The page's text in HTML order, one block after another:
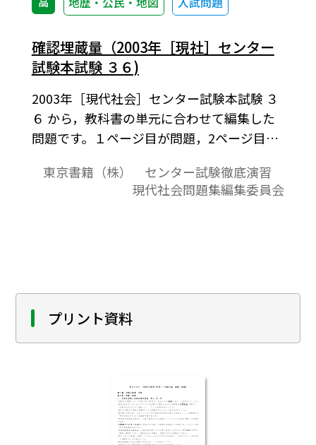
確認埋蔵量（2003年［現社］センター
試験本試験 ３６)
2003年［現代社会］センター試験本試験 ３
６ から，教科書の単元に合わせて編集した
問題です。１ページ目が問題，2ページ目が
東京書籍（株） センター試験徹底演習
現代社会問題集編集委員会
プリント資料